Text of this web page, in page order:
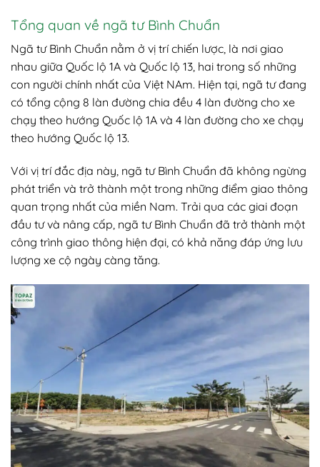
Tổng quan về ngã tư Bình Chuẩn
Ngã tư Bình Chuẩn nằm ở vị trí chiến lược, là nơi giao
nhau giữa Quốc lộ 1A và Quốc lộ 13, hai trong số những
con người chính nhất của Việt NAm. Hiện tại, ngã tư đang
có tổng cộng 8 làn đường chia đều 4 làn đường cho xe
chạy theo hướng Quốc lộ 1A và 4 làn đường cho xe chạy
theo hướng Quốc lộ 13.
Với vị trí đắc địa này, ngã tư Bình Chuẩn đã không ngừng
phát triển và trở thành một trong những điểm giao thông
quan trọng nhất của miền Nam. Trải qua các giai đoạn
đầu tư và nâng cấp, ngã tư Bình Chuẩn đã trở thành một
công trình giao thông hiện đại, có khả năng đáp ứng lưu
lượng xe cộ ngày càng tăng.